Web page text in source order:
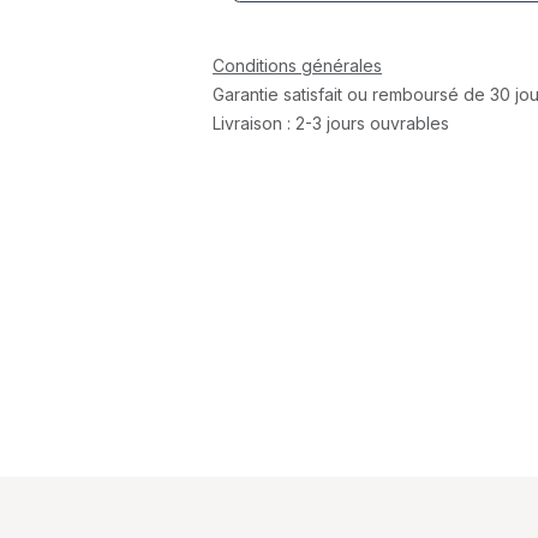
Conditions générales
Garantie satisfait ou remboursé de 30
Livraison : 2-3 jours ouvrables